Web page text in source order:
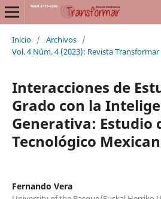
Inicio / Archivos /
Vol. 4 Núm. 4 (2023): Revista
Interacciones de
Grado con la
Generativa: Estudio
Tecnológico
Fernando Vera